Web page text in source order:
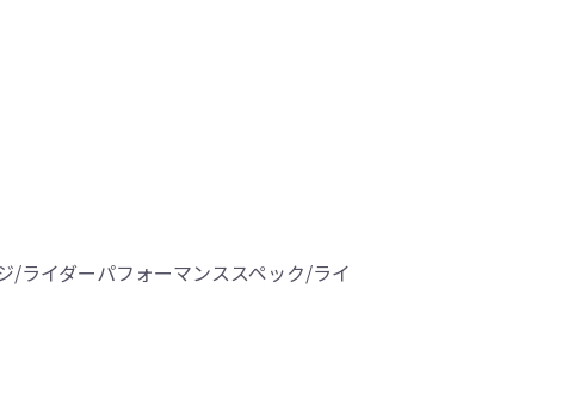
ライダーパフォーマンススペック/ライ